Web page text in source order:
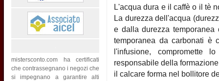
mistersconto.com ha certificati
che contrassegnano i negozi che
si impegnano a garantire alti
L'acqua dura e il caffè o il tè
La durezza dell'acqua
e dalla durezza
temporanea da carbonati è
l'infusione, compromette
responsabile della
il calcare forma nel bollitore